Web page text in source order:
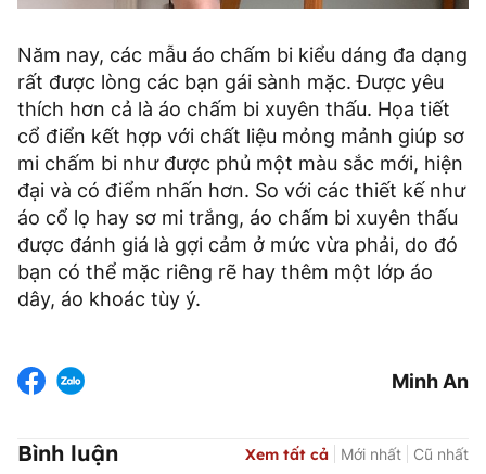
Năm nay, các mẫu áo chấm bi kiểu dáng đa dạng
rất được lòng các bạn gái sành mặc. Được yêu
thích hơn cả là áo chấm bi xuyên thấu. Họa tiết
cổ điển kết hợp với chất liệu mỏng mảnh giúp sơ
mi chấm bi như được phủ một màu sắc mới, hiện
đại và có điểm nhấn hơn. So với các thiết kế như
áo cổ lọ hay sơ mi trắng, áo chấm bi xuyên thấu
được đánh giá là gợi cảm ở mức vừa phải, do đó
bạn có thể mặc riêng rẽ hay thêm một lớp áo
dây, áo khoác tùy ý.
Minh An
Bình luận Xem tất cả Mới nhất Cũ nhất